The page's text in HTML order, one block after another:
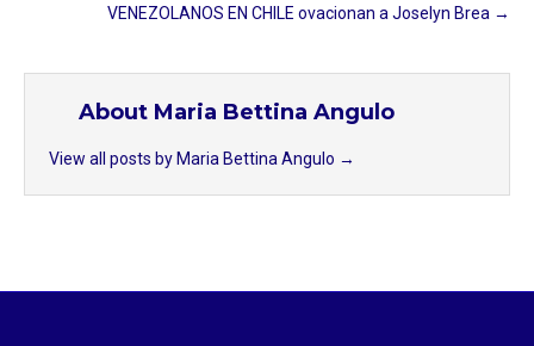
VENEZOLANOS EN CHILE ovacionan a Joselyn Brea →
About Maria Bettina Angulo
View all posts by Maria Bettina Angulo →